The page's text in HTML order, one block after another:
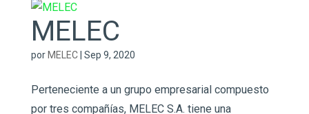
MELEC
por MELEC| Sep 9, 2020
Perteneciente a un grupo empresarial compuesto
por tres compañías, MELEC S.A. tiene una